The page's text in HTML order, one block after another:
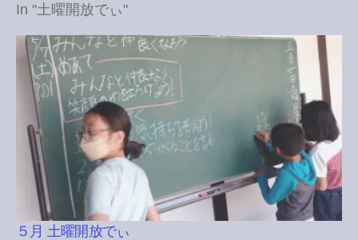
In "土曜開放でぃ"
５月 土曜開放でぃ